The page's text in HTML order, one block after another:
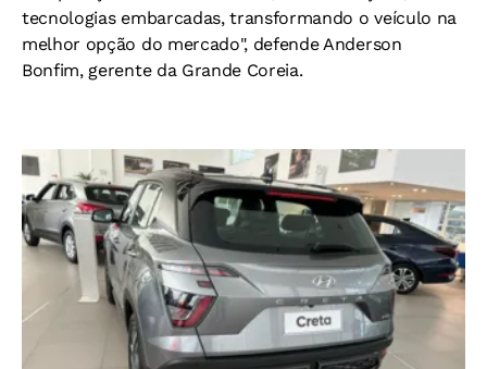
tecnologias embarcadas, transformando o veículo na
melhor opção do mercado", defende Anderson
Bonfim, gerente da Grande Coreia.